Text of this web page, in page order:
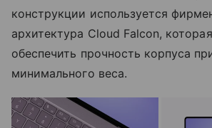
конструкции используется
архитектура Cloud Falcon,
обеспечить прочность корпуса
минимального веса.